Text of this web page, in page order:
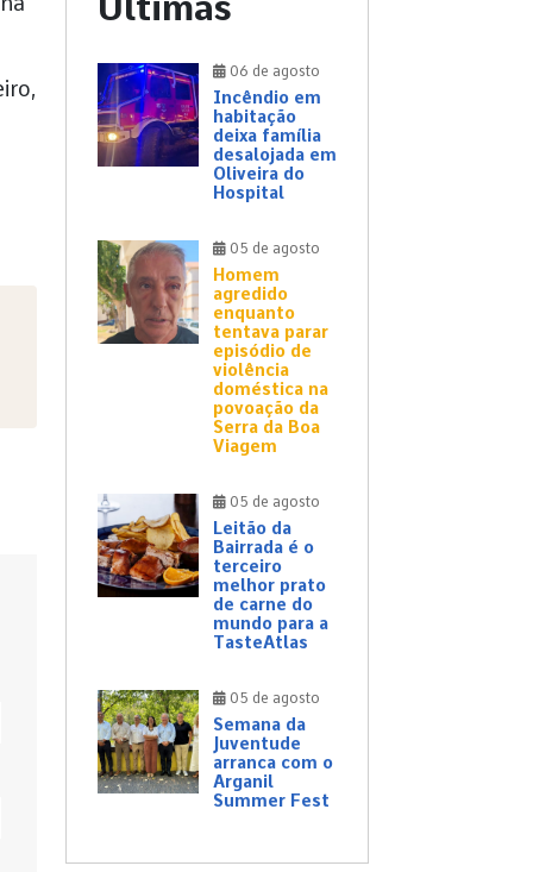
06 de agosto
Incêndio em
habitação
deixa família
desalojada em
Oliveira do
Hospital
05 de agosto
Homem
agredido
enquanto
tentava parar
episódio de
violência
doméstica na
povoação da
Serra da Boa
Viagem
05 de agosto
Leitão da
Bairrada é o
terceiro
melhor prato
de carne do
mundo para a
TasteAtlas
05 de agosto
Semana da
Juventude
arranca com o
Arganil
Summer Fest